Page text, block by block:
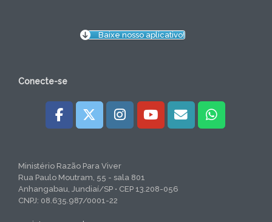
Baixe nosso aplicativo!
Conecte-se
Ministério Razão Para Viver
Rua Paulo Moutram, 55 - sala 801
Anhangabau, Jundiaí/SP • CEP 13.208-056
CNPJ: 08.635.987/0001-22